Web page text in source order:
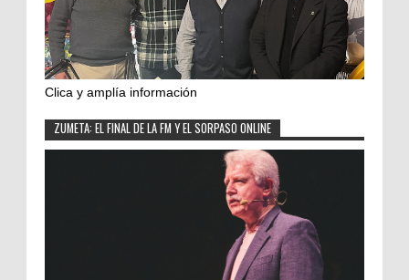
Clica y amplía información
ZUMETA: EL FINAL DE LA FM Y EL SORPASO ONLINE